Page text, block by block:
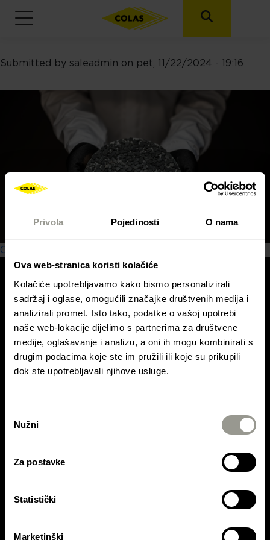
Privola Pojedinosti O nama
Ova web-stranica koristi kolačiće
Kolačiće upotrebljavamo kako bismo personalizirali
sadržaj i oglase, omogućili značajke društvenih medija i
analizirali promet. Isto tako, podatke o vašoj upotrebi
naše web-lokacije dijelimo s partnerima za društvene
medije, oglašavanje i analizu, a oni ih mogu kombinirati s
drugim podacima koje ste im pružili ili koje su prikupili
dok ste upotrebljavali njihove usluge.
pristanka
Nužni
Za postavke
Statistički
Marketinški
Skoči na glavni sadržaj
Submitted by saleadmin on pet, 11/22/2024 - 19:16
OTKRIJTE NAŠE PROIZVODE
Kontaktirajte Colas Hrvatska d.d.
Kontaktirajte Colas Mineral d.o.o.
Colas Hrvatska d.d. je dio grupacije